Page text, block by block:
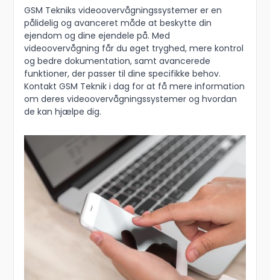
GSM Tekniks videoovervågningssystemer er en
pålidelig og avanceret måde at beskytte din
ejendom og dine ejendele på. Med
videoovervågning får du øget tryghed, mere kontrol
og bedre dokumentation, samt avancerede
funktioner, der passer til dine specifikke behov.
Kontakt GSM Teknik i dag for at få mere information
om deres videoovervågningssystemer og hvordan
de kan hjælpe dig.